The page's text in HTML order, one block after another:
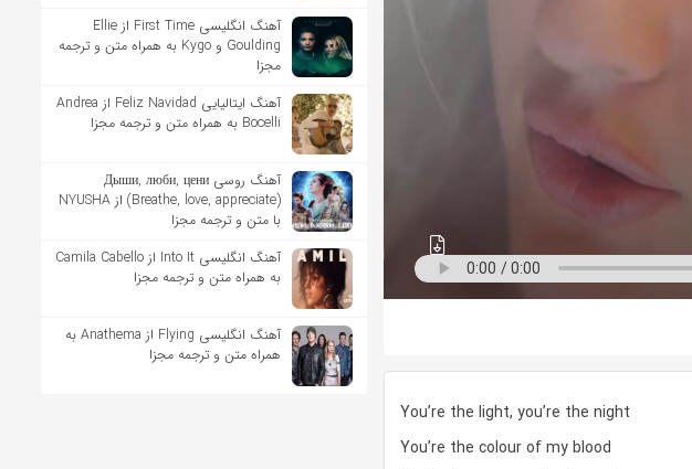
You’re the light, you’re the night
You’re the colour of my blood
آهنگ انگلیسی First Time از Ellie
Goulding و Kygo به همراه متن و ترجمه
مجزا
آهنگ ایتالیایی Feliz Navidad از Andrea
Bocelli به همراه متن و ترجمه مجزا
آهنگ روسی Дыши, люби, цени
(Breathe, love, appreciate) از NYUSHA
با متن و ترجمه مجزا
آهنگ انگلیسی Into It از Camila Cabello
به همراه متن و ترجمه مجزا
آهنگ انگلیسی Flying از Anathema به
همراه متن و ترجمه مجزا